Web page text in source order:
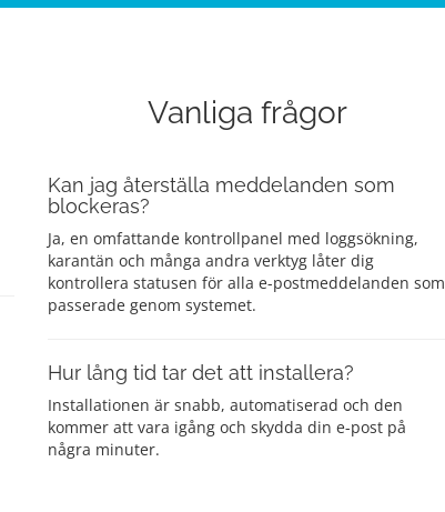
Vanliga frågor
Kan jag återställa meddelanden som
blockeras?
Ja, en omfattande kontrollpanel med loggsökning,
karantän och många andra verktyg låter dig
kontrollera statusen för alla e-postmeddelanden som
passerade genom systemet.
Hur lång tid tar det att installera?
Installationen är snabb, automatiserad och den
kommer att vara igång och skydda din e-post på
några minuter.